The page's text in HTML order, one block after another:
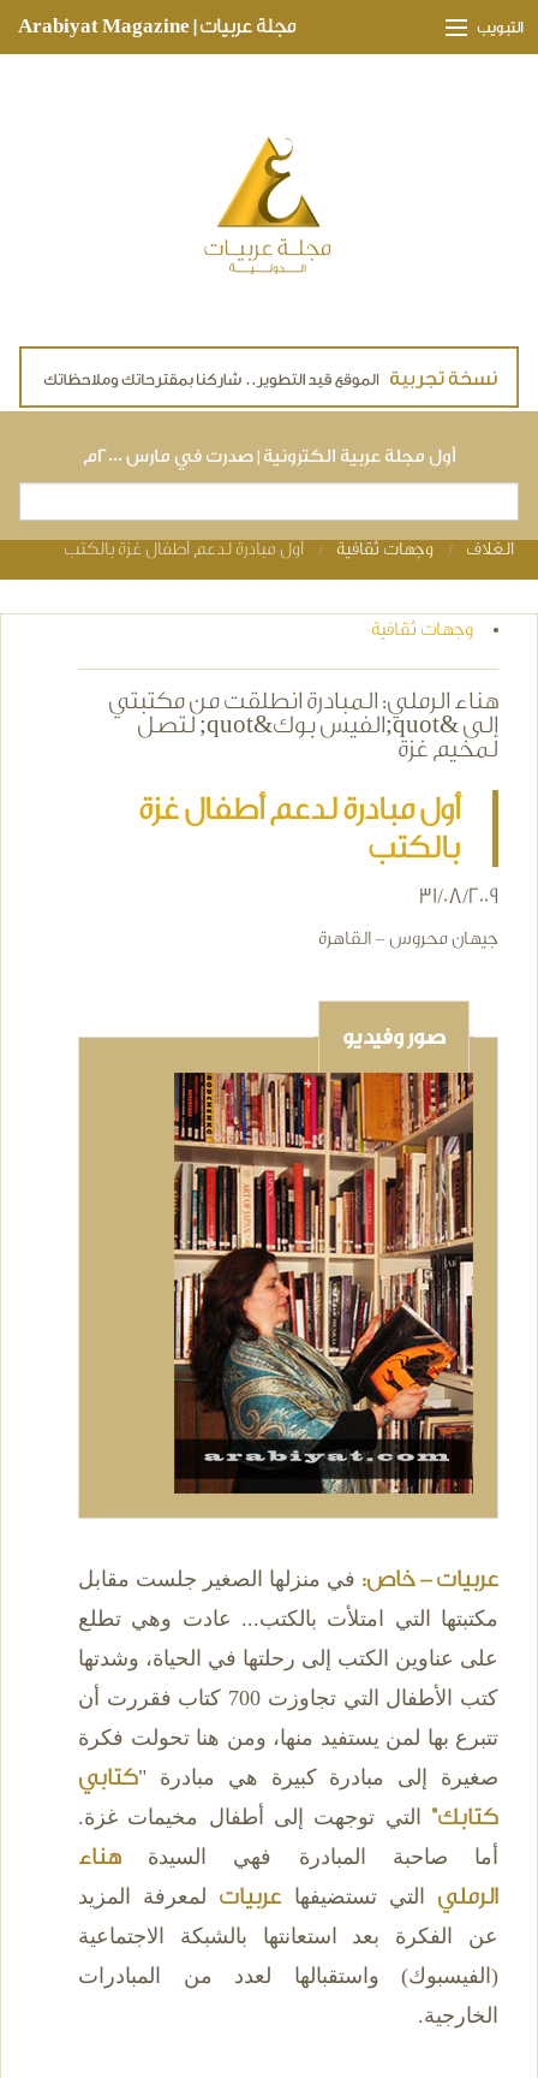
مجلة عربيات | Arabiyat Magazine التبويب
أول مجلة عربية الكترونية | صدرت في مارس ٢٠٠٠م
You are here
الغلاف وجهات ثقافية أول مبادرة لدعم أطفال غزة بالكتب
وجهات ثقافية
هناء الرملي: المبادرة انطلقت من مكتبتي
إلى &quot;الفيس بوك&quot; لتصل
لمخيم غزة
أول مبادرة لدعم أطفال غزة
بالكتب
31/08/2009
جيهان محروس - القاهرة
صور وفيديو
عربيات - خاص: في منزلها الصغير جلست مقابل
مكتبتها التي امتلأت بالكتب... عادت وهي تطلع
على عناوين الكتب إلى رحلتها في الحياة، وشدتها
كتب الأطفال التي تجاوزت 700 كتاب فقررت أن
تتبرع بها لمن يستفيد منها، ومن هنا تحولت فكرة
صغيرة إلى مبادرة كبيرة هي مبادرة "كتابي
كتابك" التي توجهت إلى أطفال مخيمات غزة.
أما صاحبة المبادرة فهي السيدة هناء
الرملي التي تستضيفها عربيات لمعرفة المزيد
عن الفكرة بعد استعانتها بالشبكة الاجتماعية
(الفيسبوك) واستقبالها لعدد من المبادرات
الخارجية.